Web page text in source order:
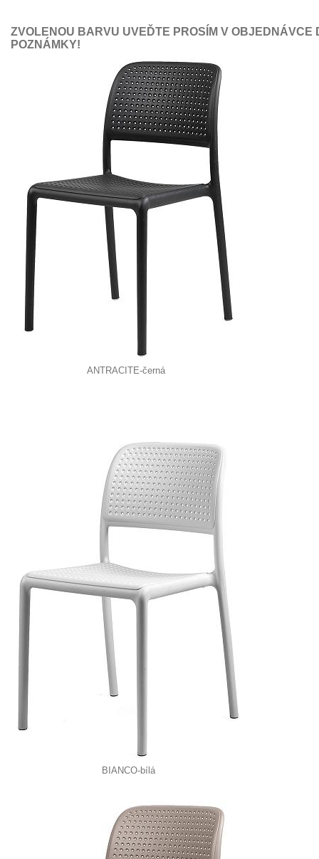
ZVOLENOU BARVU UVEĎTE PROSÍM V OBJEDNÁVCE
POZNÁMKY!
ANTRACITE-černá
BIANCO-bílá